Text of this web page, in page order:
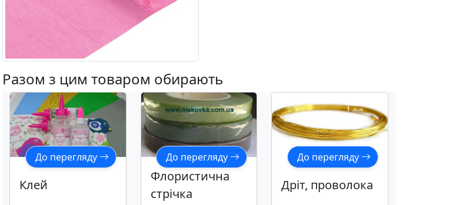
Разом з цим товаром обирають
До перегляду
Клей
До перегляду
Флористична
стрічка
До перегляду
Дріт, проволока